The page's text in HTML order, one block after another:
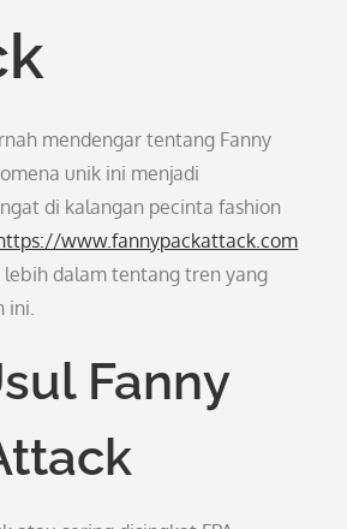
mendengar tentang Fanny
unik ini menjadi
di kalangan pecinta fashion
www.fannypackattack.com
dalam tentang tren yang
ini.
Fanny